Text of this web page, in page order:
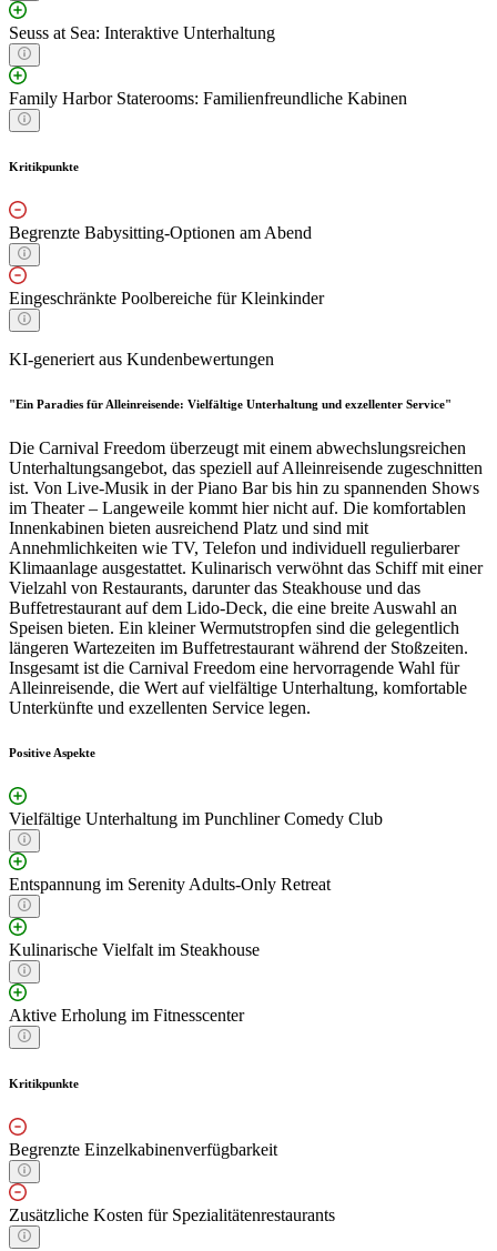
Seuss at Sea: Interaktive Unterhaltung
Family Harbor Staterooms: Familienfreundliche Kabinen
Kritikpunkte
Begrenzte Babysitting-Optionen am Abend
Eingeschränkte Poolbereiche für Kleinkinder
KI-generiert aus Kundenbewertungen
"Ein Paradies für Alleinreisende: Vielfältige Unterhaltung und exzellenter Service"
Die Carnival Freedom überzeugt mit einem abwechslungsreichen
Unterhaltungsangebot, das speziell auf Alleinreisende zugeschnitten
ist. Von Live-Musik in der Piano Bar bis hin zu spannenden Shows
im Theater – Langeweile kommt hier nicht auf. Die komfortablen
Innenkabinen bieten ausreichend Platz und sind mit
Annehmlichkeiten wie TV, Telefon und individuell regulierbarer
Klimaanlage ausgestattet. Kulinarisch verwöhnt das Schiff mit einer
Vielzahl von Restaurants, darunter das Steakhouse und das
Buffetrestaurant auf dem Lido-Deck, die eine breite Auswahl an
Speisen bieten. Ein kleiner Wermutstropfen sind die gelegentlich
längeren Wartezeiten im Buffetrestaurant während der Stoßzeiten.
Insgesamt ist die Carnival Freedom eine hervorragende Wahl für
Alleinreisende, die Wert auf vielfältige Unterhaltung, komfortable
Unterkünfte und exzellenten Service legen.
Positive Aspekte
Vielfältige Unterhaltung im Punchliner Comedy Club
Entspannung im Serenity Adults-Only Retreat
Kulinarische Vielfalt im Steakhouse
Aktive Erholung im Fitnesscenter
Kritikpunkte
Begrenzte Einzelkabinenverfügbarkeit
Zusätzliche Kosten für Spezialitätenrestaurants